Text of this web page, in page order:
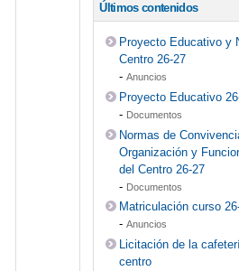
Últimos contenidos
Proyecto Educativo y
Centro 26-27
-Anuncios
Proyecto Educativo
- Documentos
Normas de
Organización y
del Centro 26-27
- Documentos
Matriculación curso
-Anuncios
Licitación de la
centro